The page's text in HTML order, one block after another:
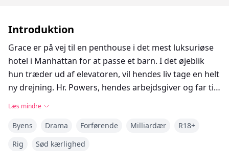
Introduktion
Grace er på vej til en penthouse i det mest luksuriøse
hotel i Manhattan for at passe et barn. I det øjeblik
hun træder ud af elevatoren, vil hendes liv tage en helt
ny drejning. Hr. Powers, hendes arbejdsgiver og far til
en femårig, udstråler en stolt melankoli, er svær at
gennemtrængende havblå øjne har hjemsøgt hende
lige siden deres første møde.
Læs mindre
Byens Drama Forførende Milliardær
R18+
Rig
Sød kærlighed